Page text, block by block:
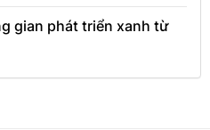
gian phát triển xanh từ